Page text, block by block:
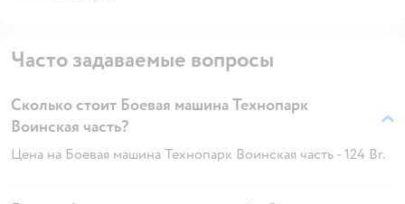
Часто задаваемые вопросы
Сколько стоит Боевая машина Технопарк
Воинская часть?
Цена на Боевая машина Технопарк Воинская часть - 124 Br.